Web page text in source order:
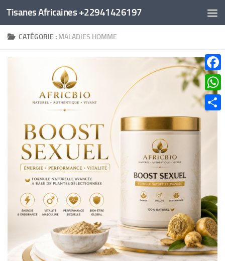
Au dessous du contenu
Tisanes Africaines +22941426197
CATÉGORIE : MALADIES HOMME